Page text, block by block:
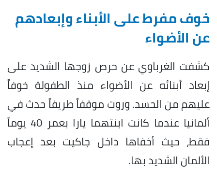
خوف مفرط على الأبناء وإبعادهم
عن الأضواء
كشفت الغرباوي عن حرص زوجها الشديد على
إبعاد أبنائه عن الأضواء منذ الطفولة خوفاً
عليهم من الحسد. وروت موقفاً طريفاً حدث في
ألمانيا عندما كانت ابنتهما يارا بعمر 40 يوماً
فقط، حيث أخفاها داخل جاكيت بعد إعجاب
الألمان الشديد بها.